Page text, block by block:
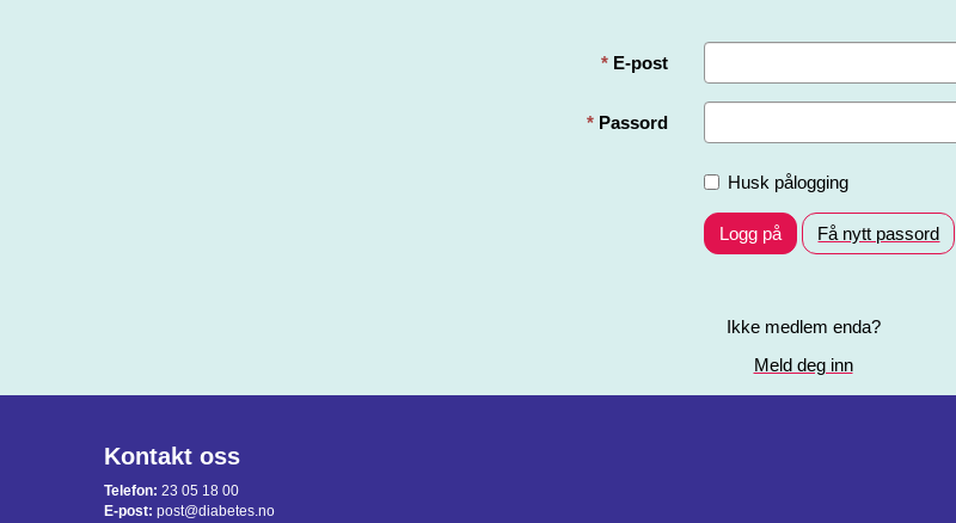
E-post
Passord
Husk pålogging
Logg på Få nytt passord
Ikke medlem enda?
Meld deg inn
Kontakt oss
Telefon: 23 05 18 00
E-post: post@diabetes.no